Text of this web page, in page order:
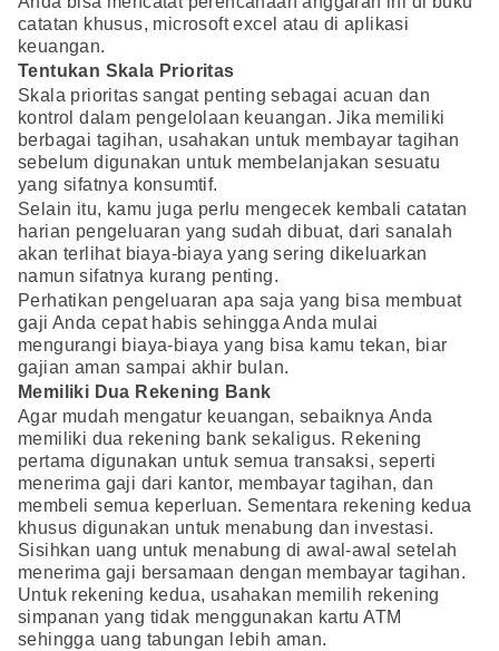
catatan khusus, microsoft excel atau di aplikasi
keuangan.
Tentukan Skala Prioritas
Skala prioritas sangat penting sebagai acuan dan
kontrol dalam pengelolaan keuangan. Jika memiliki
berbagai tagihan, usahakan untuk membayar tagihan
sebelum digunakan untuk membelanjakan sesuatu
yang sifatnya konsumtif.
Selain itu, kamu juga perlu mengecek kembali catatan
harian pengeluaran yang sudah dibuat, dari sanalah
akan terlihat biaya-biaya yang sering dikeluarkan
namun sifatnya kurang penting.
Perhatikan pengeluaran apa saja yang bisa membuat
gaji Anda cepat habis sehingga Anda mulai
mengurangi biaya-biaya yang bisa kamu tekan, biar
gajian aman sampai akhir bulan.
Memiliki Dua Rekening Bank
Agar mudah mengatur keuangan, sebaiknya Anda
memiliki dua rekening bank sekaligus. Rekening
pertama digunakan untuk semua transaksi, seperti
menerima gaji dari kantor, membayar tagihan, dan
membeli semua keperluan. Sementara rekening kedua
khusus digunakan untuk menabung dan investasi.
Sisihkan uang untuk menabung di awal-awal setelah
menerima gaji bersamaan dengan membayar tagihan.
Untuk rekening kedua, usahakan memilih rekening
simpanan yang tidak menggunakan kartu ATM
sehingga uang tabungan lebih aman.